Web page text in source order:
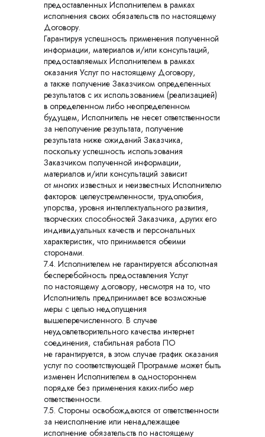
предоставленных Исполнителем в рамках
исполнения своих обязательств по настоящему
Договору.
Гарантируя успешность применения полученной
информации, материалов и/или консультаций,
предоставляемых Исполнителем в рамках
оказания Услуг по настоящему Договору,
а также получение Заказчиком определенных
результатов с их использованием (реализацией)
в определенном либо неопределенном
будущем, Исполнитель не несет ответственности
за неполучение результата, получение
результата ниже ожиданий Заказчика,
поскольку успешность использования
Заказчиком полученной информации,
материалов и/или консультаций зависит
от многих известных и неизвестных Исполнителю
факторов: целеустремленности, трудолюбия,
упорства, уровня интеллектуального развития,
творческих способностей Заказчика, других его
индивидуальных качеств и персональных
характеристик, что принимается обеими
сторонами.
7.4. Исполнителем не гарантируется абсолютная
бесперебойность предоставления Услуг
по настоящему договору, несмотря на то, что
Исполнитель предпринимает все возможные
меры с целью недопущения
вышеперечисленного. В случае
неудовлетворительного качества интернет
соединения, стабильная работа ПО
не гарантируется, в этом случае график оказания
услуг по соответствующей Программе может быть
изменен Исполнителем в одностороннем
порядке без применения каких-либо мер
ответственности.
7.5. Стороны освобождаются от ответственности
за неисполнение или ненадлежащее
исполнение обязательств по настоящему